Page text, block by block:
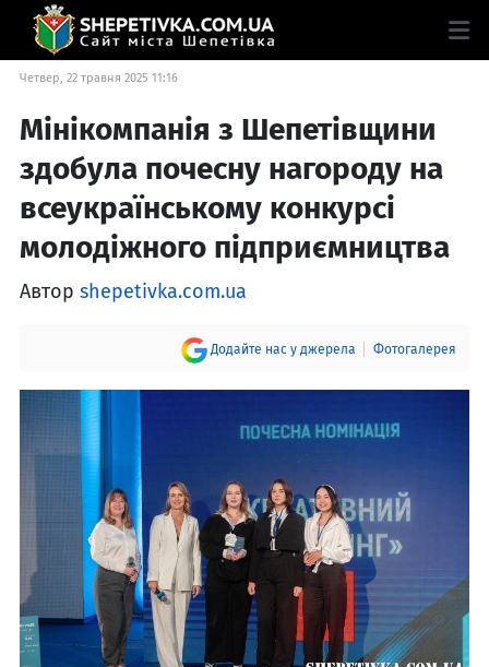
Четвер, 22 травня 2025 11:16
Мінікомпанія з Шепетівщини
здобула почесну нагороду на
всеукраїнському конкурсі
молодіжного підприємництва
Автор shepetivka.com.ua
Додайте нас у джерела Фотогалерея